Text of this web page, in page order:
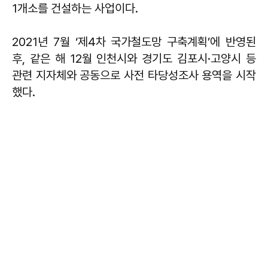
1개소를 건설하는 사업이다.
2021년 7월 ‘제4차 국가철도망 구축계획’에 반영된
후, 같은 해 12월 인천시와 경기도 김포시·고양시 등
관련 지자체와 공동으로 사전 타당성조사 용역을 시작
했다.